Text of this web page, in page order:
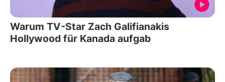
Warum TV-Star Zach Galifianakis
Hollywood für Kanada aufgab